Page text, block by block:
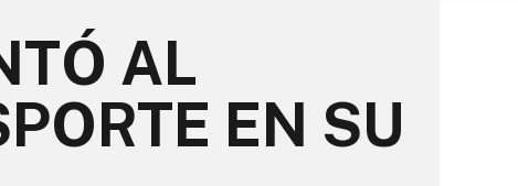
AL
EN SU